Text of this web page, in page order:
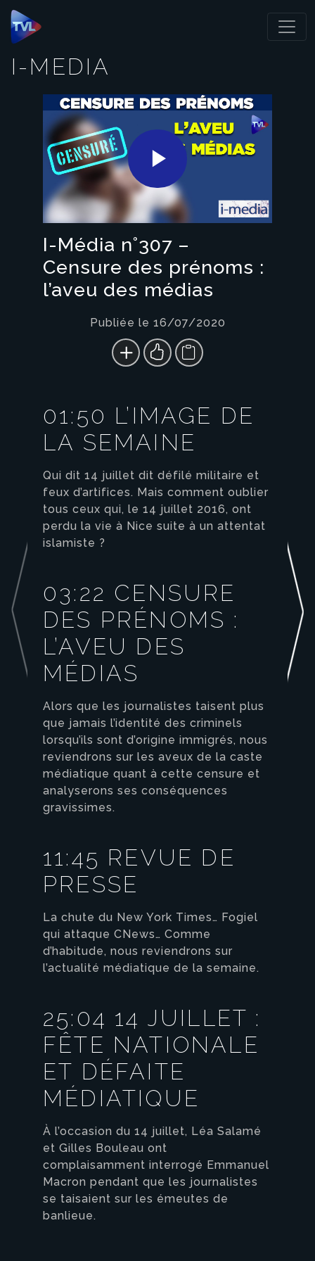
Panneau de gestion des cookies
I-MEDIA
Play
Video
I-Média n°307 –
Censure des prénoms :
l’aveu des médias
Publiée le 16/07/2020
01:50 L’IMAGE DE
LA SEMAINE
Qui dit 14 juillet dit défilé militaire et
feux d’artifices. Mais comment oublier
tous ceux qui, le 14 juillet 2016, ont
perdu la vie à Nice suite à un attentat
islamiste ?
03:22 CENSURE
DES PRÉNOMS :
L’AVEU DES
MÉDIAS
Alors que les journalistes taisent plus
que jamais l’identité des criminels
lorsqu’ils sont d’origine immigrés, nous
reviendrons sur les aveux de la caste
médiatique quant à cette censure et
analyserons ses conséquences
gravissimes.
11:45 REVUE DE
PRESSE
La chute du New York Times… Fogiel
qui attaque CNews… Comme
d’habitude, nous reviendrons sur
l’actualité médiatique de la semaine.
25:04 14 JUILLET :
FÊTE NATIONALE
ET DÉFAITE
MÉDIATIQUE
À l’occasion du 14 juillet, Léa Salamé
et Gilles Bouleau ont
complaisamment interrogé Emmanuel
Macron pendant que les journalistes
se taisaient sur les émeutes de
banlieue.